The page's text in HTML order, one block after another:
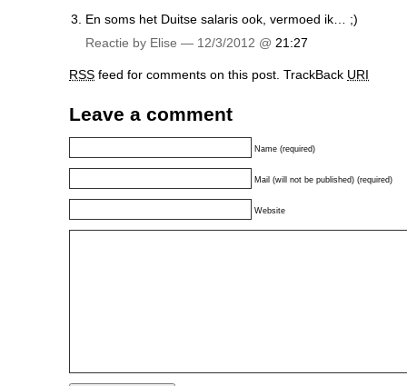
En soms het Duitse salaris ook, vermoed ik… ;)
Reactie by Elise — 12/3/2012 @ 21:27
RSS feed for comments on this post. TrackBack URI
Leave a comment
Name (required)
Mail (will not be published) (required)
Website